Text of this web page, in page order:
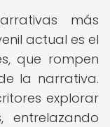
más
actual es el
que rompen
la narrativa.
explorar
entrelazando